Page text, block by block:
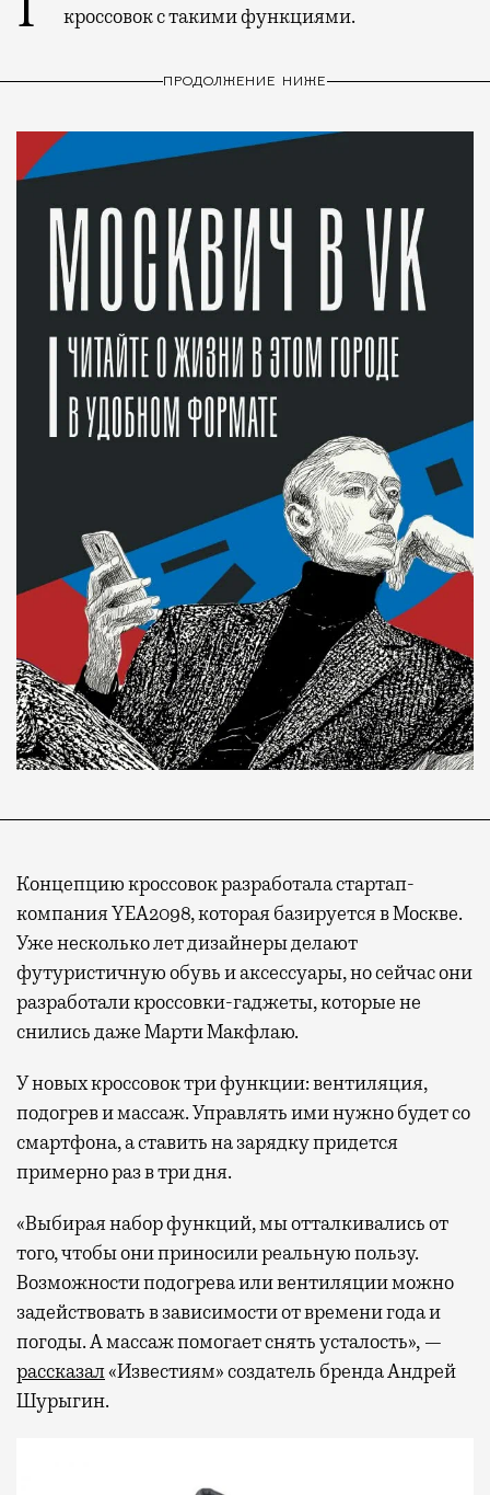
кроссовок с такими функциями.
ПРОДОЛЖЕНИЕ НИЖЕ
Концепцию кроссовок разработала стартап-
компания YEA2098, которая базируется в Москве.
Уже несколько лет дизайнеры делают
футуристичную обувь и аксессуары, но сейчас они
разработали кроссовки-гаджеты, которые не
снились даже Марти Макфлаю.
У новых кроссовок три функции: вентиляция,
подогрев и массаж. Управлять ими нужно будет со
смартфона, а ставить на зарядку придется
примерно раз в три дня.
«Выбирая набор функций, мы отталкивались от
того, чтобы они приносили реальную пользу.
Возможности подогрева или вентиляции можно
задействовать в зависимости от времени года и
погоды. А массаж помогает снять усталость», —
рассказал«Известиям» создатель бренда Андрей
Шурыгин.